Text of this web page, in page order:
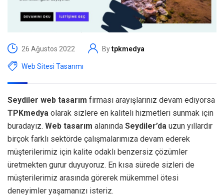
26 Ağustos 2022 Bytpkmedya
Web Sitesi Tasarımı
Seydiler web tasarım firması arayışlarınız devam ediyorsa
TPKmedya olarak sizlere en kaliteli hizmetleri sunmak için
buradayız. Web tasarım alanında Seydiler’da uzun yıllardır
birçok farklı sektörde çalışmalarımıza devam ederek
müşterilerimiz için kalite odaklı benzersiz çözümler
üretmekten gurur duyuyoruz. En kısa sürede sizleri de
müşterilerimiz arasında görerek mükemmel ötesi
deneyimler yaşamanızı isteriz.